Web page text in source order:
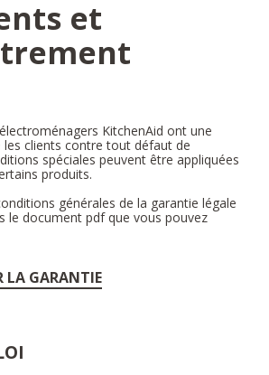
et
KitchenAid ont une
clients contre tout défaut de
spéciales peuvent être appliquées
produits.
générales de la garantie légale
le document pdf que vous pouvez
LA GARANTIE